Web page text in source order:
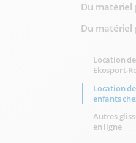
Du matériel
Du matériel
Location
Ekosport-
Location
enfants
Autres
en ligne